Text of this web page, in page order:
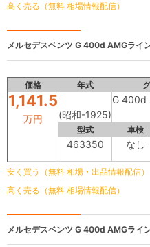
高く売る（無料 相場情報配信）
メルセデスベンツ G 400d AMGライ
価格 年式
1,141.5
万円 (昭和-1925)
G 400d
型式 車検
463350 なし
安く買う（無料 相場・出品情報配信）
高く売る（無料 相場情報配信）
メルセデスベンツ G 400d AMGライ